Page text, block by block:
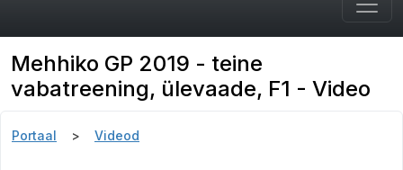
Mehhiko GP 2019 - teine
vabatreening, ülevaade, F1 - Video
Portaal Videod